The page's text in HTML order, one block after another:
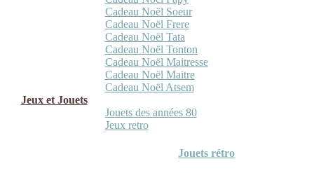
Cadeau Noël Soeur
Cadeau Noël Frere
Cadeau Noël Tata
Cadeau Noël Tonton
Cadeau Noël Maitresse
Cadeau Noël Maitre
Cadeau Noël Atsem
Jeux et Jouets
Jouets des années 80
Jeux retro
Jouets rétro